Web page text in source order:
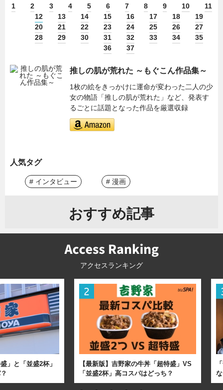
1 2 3 4 5 6 7 8 9 10
11
12
13 14 15 16 17 18
19
20
21 22 23 24 25 26
27
28
29 30 31 32 33 34
35
36
37
推しの肌が荒れた ～もぐこん作品集～
1枚の絵をきっかけに運命が変わった二人の少
女の物語「推しの肌が荒れた」など、発表す
るごとに話題となった作品を厳選収録
人気タグ
# インタビュー # 漫画
おすすめ記事
アクセスランキング
」と「並盛2杯」
【最新版】吉野家の牛丼「超特盛」VS
「並盛2杯」高コスパはどっち？